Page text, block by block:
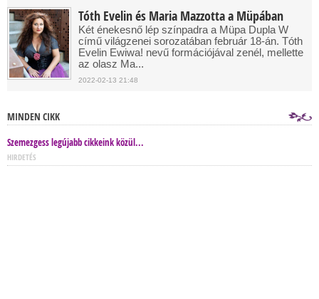
Tóth Evelin és Maria Mazzotta a Müpában
Két énekesnő lép színpadra a Müpa Dupla W
című világzenei sorozatában február 18-án. Tóth
Evelin Ewiwa! nevű formációjával zenél, mellette
az olasz Ma...
2022-02-13 21:48
MINDEN CIKK
Szemezgess legújabb cikkeink közül...
HIRDETÉS